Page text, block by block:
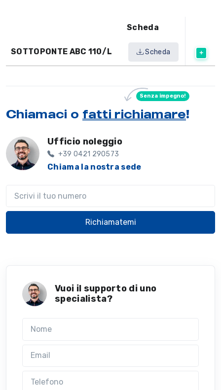
Scheda
SOTTOPONTE ABC 110/L Scheda
Chiamaci o fatti richiamare!
Senza impegno!
Ufficio noleggio
+39 0421 290573
Chiama la nostra sede
Richiamatemi
Vuoi il supporto di uno
specialista?